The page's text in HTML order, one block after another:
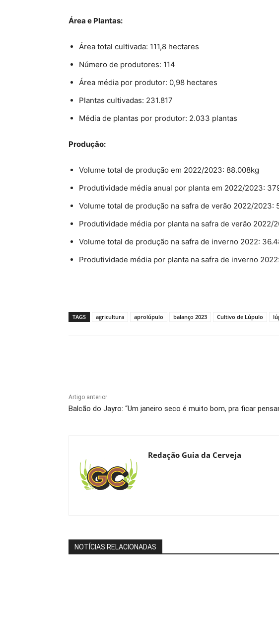
Área e Plantas:
Área total cultivada: 111,8 hectares
Número de produtores: 114
Área média por produtor: 0,98 hectares
Plantas cultivadas: 231.817
Média de plantas por produtor: 2.033 plantas
Produção:
Volume total de produção em 2022/2023: 88.008kg
Produtividade média anual por planta em 2022/2023:
Volume total de produção na safra de verão 2022/2023:
Produtividade média por planta na safra de verão 2022/
Volume total de produção na safra de inverno 2022:
Produtividade média por planta na safra de inverno
TAGS agricultura aprolúpulo balanço 2023 Cultivo de Lúpulo
Artigo anterior
Balcão do Jayro: “Um janeiro seco é muito bom, pra ficar
Redação Guia da Cerveja
NOTÍCIAS RELACIONADAS